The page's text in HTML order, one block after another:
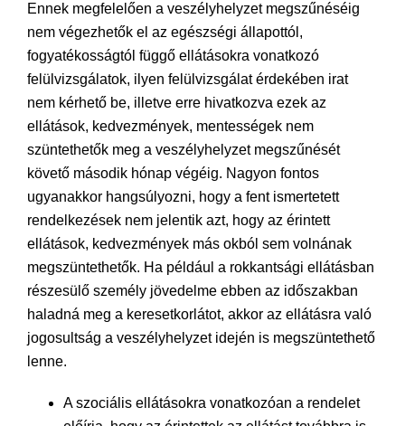
Ennek megfelelően a veszélyhelyzet megszűnéséig
nem végezhetők el az egészségi állapottól,
fogyatékosságtól függő ellátásokra vonatkozó
felülvizsgálatok, ilyen felülvizsgálat érdekében irat
nem kérhető be, illetve erre hivatkozva ezek az
ellátások, kedvezmények, mentességek nem
szüntethetők meg a veszélyhelyzet megszűnését
követő második hónap végéig. Nagyon fontos
ugyanakkor hangsúlyozni, hogy a fent ismertetett
rendelkezések nem jelentik azt, hogy az érintett
ellátások, kedvezmények más okból sem volnának
megszüntethetők. Ha például a rokkantsági ellátásban
részesülő személy jövedelme ebben az időszakban
haladná meg a keresetkorlátot, akkor az ellátásra való
jogosultság a veszélyhelyzet idején is megszüntethető
lenne.
A szociális ellátásokra vonatkozóan a rendelet